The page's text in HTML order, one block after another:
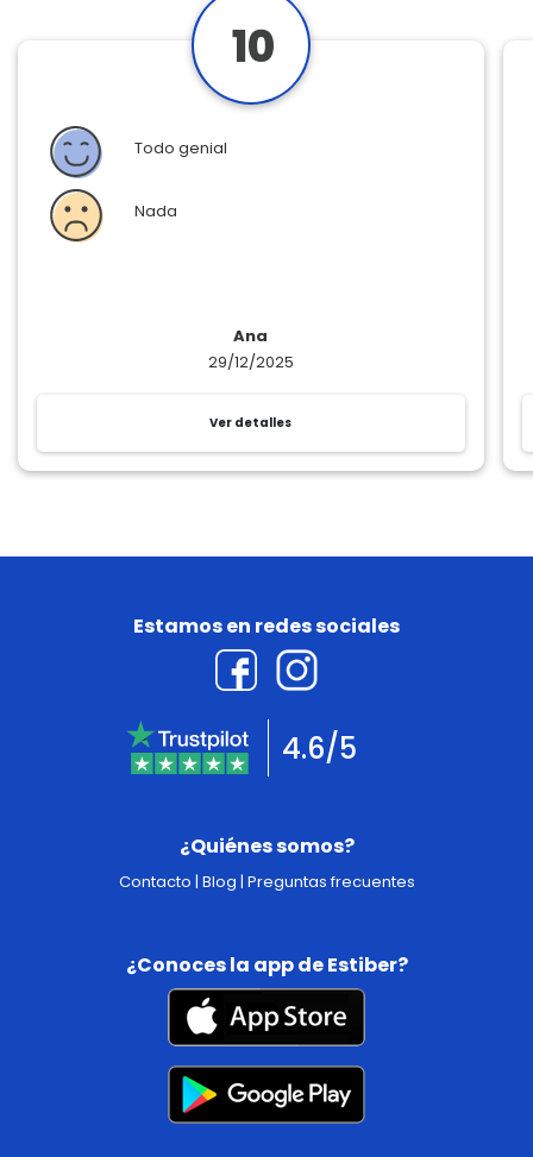
10
Ana
29/12/2025
Todo genial
Nada
Ver detalles
¿Quiénes somos?
Contacto | Blog | Preguntas frecuentes
Estamos en redes sociales
4.6/5
¿Conoces la app de Estiber?